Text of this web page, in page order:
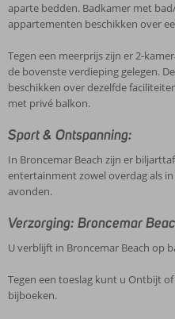
aparte bedden. Badkamer met
appartementen beschikken over
Tegen een meerprijs zijn er 2-
de bovenste verdieping gelegen.
beschikken over dezelfde
met privé balkon.
Sport & Ontspanning:
In Broncemar Beach zijn er
entertainment zowel overdag als
avonden.
Verzorging: Broncemar
U verblijft in Broncemar Beach op
Tegen een toeslag kunt u Ontbijt
bijboeken.